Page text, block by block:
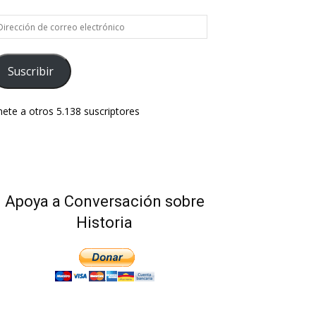
Suscribir
a otros 5.138 suscriptores
Apoya a Conversación sobre
Historia